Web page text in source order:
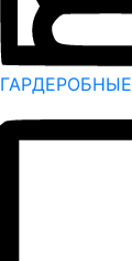
ГАРДЕРОБНЫЕ